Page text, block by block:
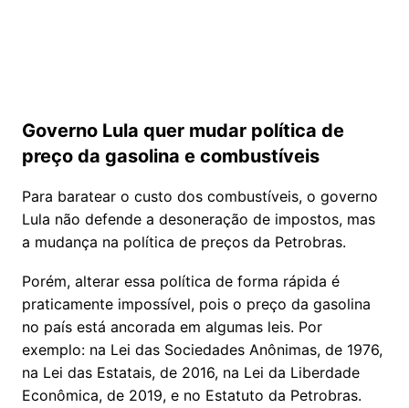
Governo Lula quer mudar política de
preço da gasolina e combustíveis
Para baratear o custo dos combustíveis, o governo
Lula não defende a desoneração de impostos, mas
a mudança na política de preços da Petrobras.
Porém, alterar essa política de forma rápida é
praticamente impossível, pois o preço da gasolina
no país está ancorada em algumas leis. Por
exemplo: na Lei das Sociedades Anônimas, de 1976,
na Lei das Estatais, de 2016, na Lei da Liberdade
Econômica, de 2019, e no Estatuto da Petrobras.